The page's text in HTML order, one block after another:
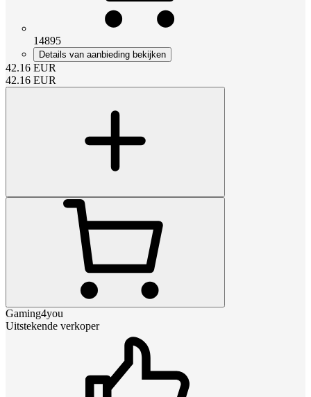
14895
Details van aanbieding bekijken
42.16 EUR
42.16 EUR
Gaming4you
Uitstekende verkoper